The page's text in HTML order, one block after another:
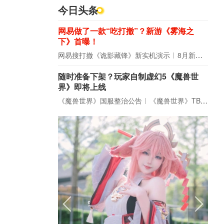
今日头条
网易做了一款“吃打撤”？新游《雾海之
下》首曝！
网易搜打撤《诡影藏锋》新实机演示 8月新游前瞻：《诡秘之主》领衔
随时准备下架？玩家自制虚幻5《魔兽世
界》即将上线
《魔兽世界》国服整治公告 《魔兽世界》TBC周年大更：双经典团本回归！